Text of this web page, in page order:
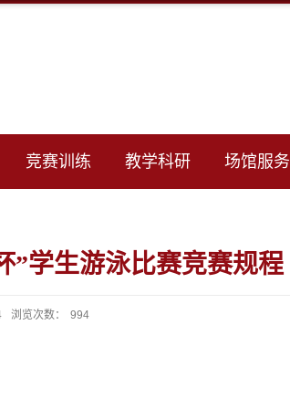
竞赛训练 教学科研 场馆服务
”学生游泳比赛竞赛规程
浏览次数： 994